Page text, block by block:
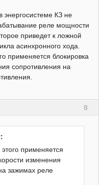
энергосистеме КЗ не
реле мощности
приведет к ложной
асинхронного хода.
применяется блокировка
сопротивления на
8
применяется
изменения
зажимах реле